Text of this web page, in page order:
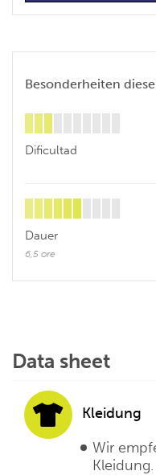
Besonderheiten
Dificultad
Dauer
6,5 ore
Data sheet
Kleidung
Wir
Kleidung.